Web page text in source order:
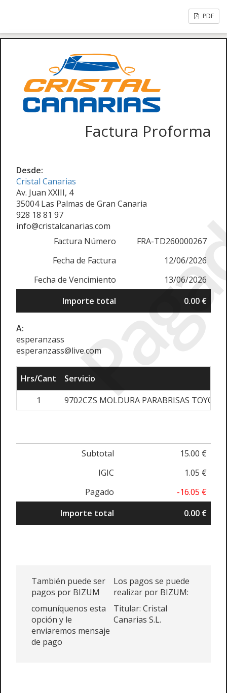
PDF
Factura Proforma
Desde:
Cristal Canarias
Av. Juan XXIII, 4
35004 Las Palmas de Gran Canaria
928 18 81 97
info@cristalcanarias.com
Factura Número
FRA-TD260000267
Fecha de Factura
12/06/2026
Fecha de Vencimiento
13/06/2026
Importe total
0.00 €
A:
esperanzass
esperanzass@live.com
Hrs/Cant
Servicio
1
9702CZS MOLDURA PARABRISAS TOYOTA
Subtotal
15.00 €
IGIC
1.05 €
Pagado
-16.05 €
Importe total
0.00 €
También puede ser
pagos por BIZUM
comuníquenos esta
opción y le
enviaremos mensaje
de pago
Los pagos se puede
realizar por BIZUM:
Titular: Cristal
Canarias S.L.